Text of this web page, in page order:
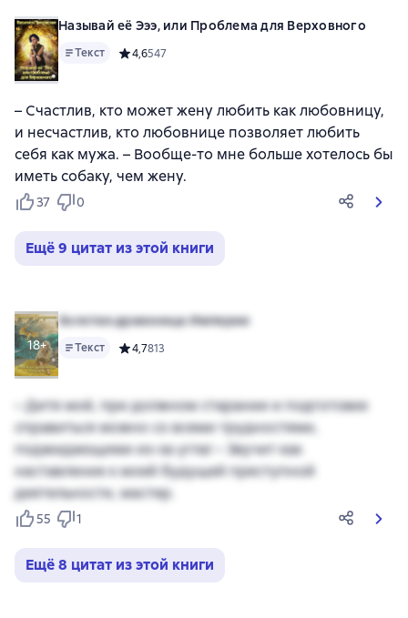
Называй её Эээ, или Проблема для Верховного
Текст Средний рейтинг 4,6 на основе 547 оценок
4,6547
– Счастлив, кто может жену любить как любовницу,
и несчастлив, кто любовнице позволяет любить
себя как мужа. – Вообще-то мне больше хотелось бы
иметь собаку, чем жену.
37 0
Ещё 9 цитат из этой книги
18+
Золотая драконица Империи
Текст Средний рейтинг 4,7 на основе 813 оценок
4,7813
– Дитя моё, при должном старании и подготовке
справиться можно со всеми трудностями,
поджидающими из-за угла! – Звучит как
наставление к моей будущей преступной
деятельности, мастер.
55 1
Ещё 8 цитат из этой книги